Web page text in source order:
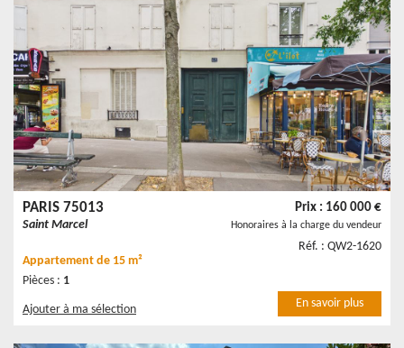
Prix : 160 000 €
Honoraires à la charge du vendeur
Réf. : QW2-1620
PARIS 75013
Saint Marcel
Appartement de 15 m²
Pièces : 1
Ajouter à ma sélection En savoir plus